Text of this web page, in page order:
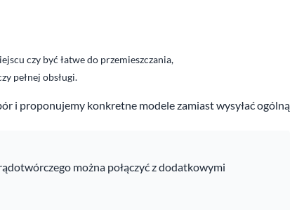
czy być łatwe do przemieszczania,
pełnej obsługi.
i proponujemy konkretne modele zamiast wysyłać ogólną
można połączyć z dodatkowymi